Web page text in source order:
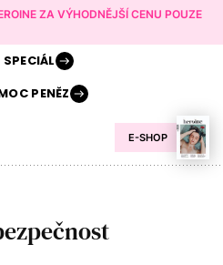
ZA VÝHODNĚJŠÍ CENU POUZE
E-SHOP
SPECIÁL
PENĚZ